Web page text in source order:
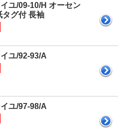
ユ/09-10/H オーセン
タグ付 長袖
ユ/92-93/A
ユ/97-98/A